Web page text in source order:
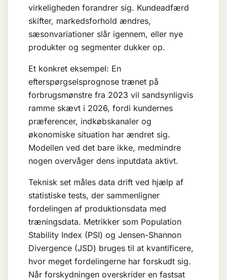
virkeligheden forandrer sig. Kundeadfærd
skifter, markedsforhold ændres,
sæsonvariationer slår igennem, eller nye
produkter og segmenter dukker op.
Et konkret eksempel: En
efterspørgselsprognose trænet på
forbrugsmønstre fra 2023 vil sandsynligvis
ramme skævt i 2026, fordi kundernes
præferencer, indkøbskanaler og
økonomiske situation har ændret sig.
Modellen ved det bare ikke, medmindre
nogen overvåger dens inputdata aktivt.
Teknisk set måles data drift ved hjælp af
statistiske tests, der sammenligner
fordelingen af produktionsdata med
træningsdata. Metrikker som Population
Stability Index (PSI) og Jensen-Shannon
Divergence (JSD) bruges til at kvantificere,
hvor meget fordelingerne har forskudt sig.
Når forskydningen overskrider en fastsat